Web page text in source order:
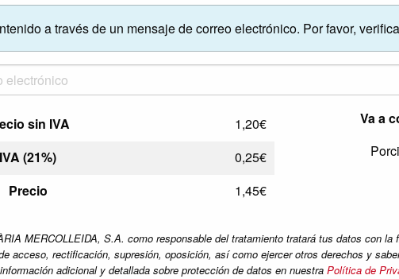
a través de un mensaje de correo electrónico. Por favor,
sin IVA
1,20€
IVA (21%)
0,25€
Precio
1,45€
Va a
MERCOLLEIDA, S.A. como responsable del tratamiento tratará tus datos con
acceso, rectificación, supresión, oposición, así como ejercer otros derechos y
adicional y detallada sobre protección de datos en nuestra Política de